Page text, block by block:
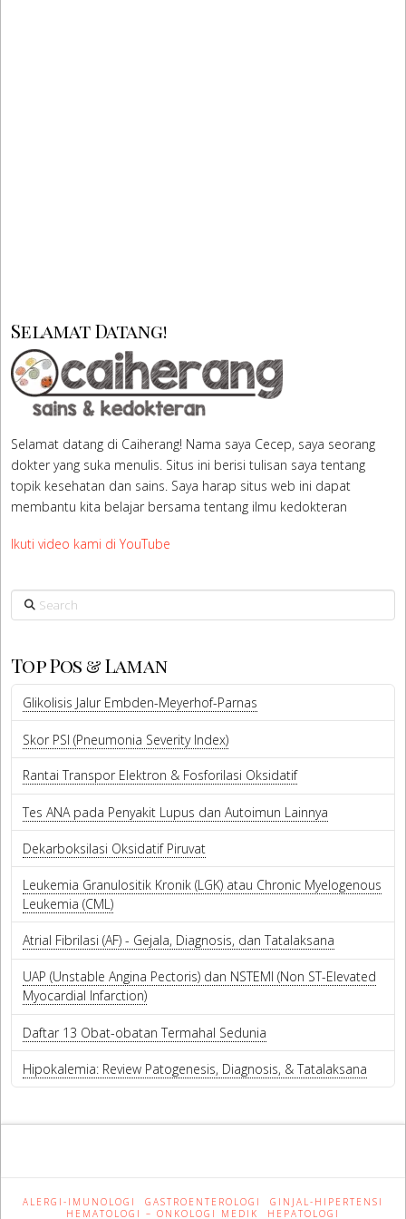
Selamat Datang!
Selamat datang di Caiherang! Nama saya Cecep, saya seorang
dokter yang suka menulis. Situs ini berisi tulisan saya tentang
topik kesehatan dan sains. Saya harap situs web ini dapat
membantu kita belajar bersama tentang ilmu kedokteran
Ikuti video kami di YouTube
Search
Top Pos & Laman
Glikolisis Jalur Embden-Meyerhof-Parnas
Skor PSI (Pneumonia Severity Index)
Rantai Transpor Elektron & Fosforilasi Oksidatif
Tes ANA pada Penyakit Lupus dan Autoimun Lainnya
Dekarboksilasi Oksidatif Piruvat
Leukemia Granulositik Kronik (LGK) atau Chronic Myelogenous
Leukemia (CML)
Atrial Fibrilasi (AF) - Gejala, Diagnosis, dan Tatalaksana
UAP (Unstable Angina Pectoris) dan NSTEMI (Non ST-Elevated
Myocardial Infarction)
Daftar 13 Obat-obatan Termahal Sedunia
Hipokalemia: Review Patogenesis, Diagnosis, & Tatalaksana
ALERGI-IMUNOLOGI GASTROENTEROLOGI
GINJAL-HIPERTENSI
HEMATOLOGI – ONKOLOGI MEDIK
HEPATOLOGI